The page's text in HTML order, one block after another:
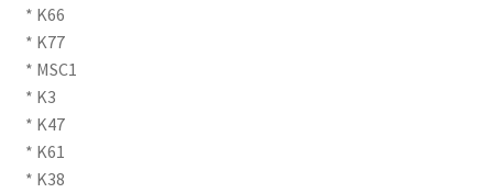
* K66
* K77
* MSC1
* K3
* K47
* K61
* K38